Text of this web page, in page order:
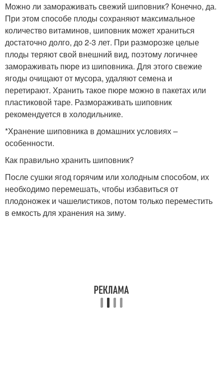
Можно ли замораживать свежий шиповник? Конечно, да.
При этом способе плоды сохраняют максимальное
количество витаминов, шиповник может храниться
достаточно долго, до 2-3 лет. При разморозке целые
плоды теряют свой внешний вид, поэтому логичнее
замораживать пюре из шиповника. Для этого свежие
ягоды очищают от мусора, удаляют семена и
перетирают. Хранить такое пюре можно в пакетах или
пластиковой таре. Размораживать шиповник
рекомендуется в холодильнике.
*Хранение шиповника в домашних условиях –
особенности.
Как правильно хранить шиповник?
После сушки ягод горячим или холодным способом, их
необходимо перемешать, чтобы избавиться от
плодоножек и чашелистиков, потом только переместить
в емкость для хранения на зиму.